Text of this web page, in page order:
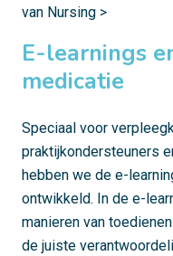
van Nursing >
E-learnings
medicatie
Speciaal voor
praktijkondersteuners
hebben we de e-
ontwikkeld. In de e-
manieren van
de juiste